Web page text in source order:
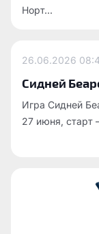
Норт...
26.06.2026
Сидней
Игра Сидней
27 июня, старт